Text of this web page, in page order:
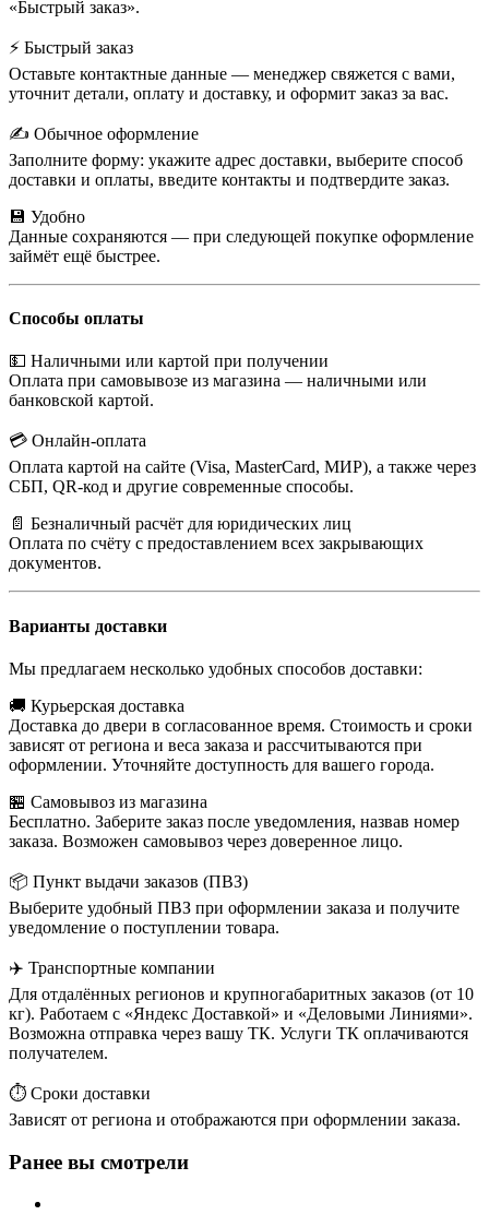
«Быстрый заказ».
⚡ Быстрый заказ
Оставьте контактные данные — менеджер свяжется с вами,
уточнит детали, оплату и доставку, и оформит заказ за вас.
✍️ Обычное оформление
Заполните форму: укажите адрес доставки, выберите способ
доставки и оплаты, введите контакты и подтвердите заказ.
💾 Удобно
Данные сохраняются — при следующей покупке оформление
займёт ещё быстрее.
Способы оплаты
💵 Наличными или картой при получении
Оплата при самовывозе из магазина — наличными или
банковской картой.
💳 Онлайн-оплата
Оплата картой на сайте (Visa, MasterCard, МИР), а также через
СБП, QR-код и другие современные способы.
📄 Безналичный расчёт для юридических лиц
Оплата по счёту с предоставлением всех закрывающих
документов.
Варианты доставки
Мы предлагаем несколько удобных способов доставки:
🚚 Курьерская доставка
Доставка до двери в согласованное время. Стоимость и сроки
зависят от региона и веса заказа и рассчитываются при
оформлении. Уточняйте доступность для вашего города.
🏪 Самовывоз из магазина
Бесплатно. Заберите заказ после уведомления, назвав номер
заказа. Возможен самовывоз через доверенное лицо.
📦 Пункт выдачи заказов (ПВЗ)
Выберите удобный ПВЗ при оформлении заказа и получите
уведомление о поступлении товара.
✈️ Транспортные компании
Для отдалённых регионов и крупногабаритных заказов (от 10
кг). Работаем с «Яндекс Доставкой» и «Деловыми Линиями».
Возможна отправка через вашу ТК. Услуги ТК оплачиваются
получателем.
⏱️ Сроки доставки
Зависят от региона и отображаются при оформлении заказа.
Ранее вы смотрели